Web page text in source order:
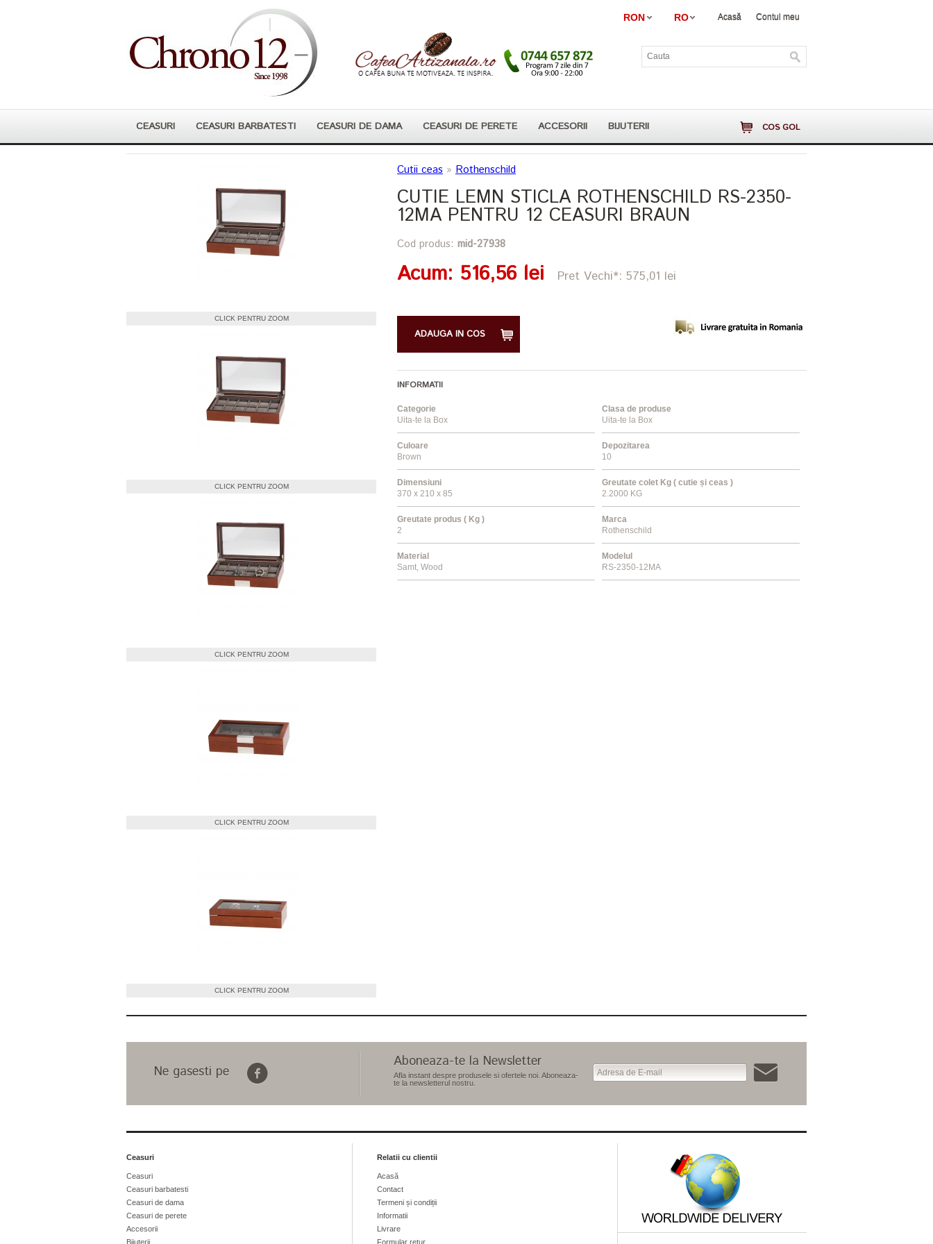
RON RO Acasă Contul meu
CEASURI CEASURI BARBATESTI CEASURI DE DAMA CEASURI DE PERETE ACCESORII BIJUTERII COS GOL
CLICK PENTRU ZOOM
CLICK PENTRU ZOOM
CLICK PENTRU ZOOM
CLICK PENTRU ZOOM
CLICK PENTRU ZOOM
Cutii ceas » Rothenschild
CUTIE LEMN STICLA ROTHENSCHILD RS-2350-
12MA PENTRU 12 CEASURI BRAUN
Cod produs: mid-27938
Acum: 516,56 lei Pret Vechi*: 575,01 lei
ADAUGA IN COS
INFORMATII
Categorie
Uita-te la Box
Clasa de produse
Uita-te la Box
Culoare
Brown
Depozitarea
10
Dimensiuni
370 x 210 x 85
Greutate colet Kg ( cutie și ceas )
2.2000 KG
Greutate produs ( Kg )
2
Marca
Rothenschild
Material
Samt, Wood
Modelul
RS-2350-12MA
Ne gasesti pe
Aboneaza-te la Newsletter
Afla instant despre produsele si ofertele noi. Aboneaza-
te la newsletterul nostru.
Ceasuri
Ceasuri
Ceasuri barbatesti
Ceasuri de dama
Ceasuri de perete
Accesorii
Bijuterii
Relatii cu clientii
Acasă
Contact
Termeni și condiții
Informatii
Livrare
Formular retur